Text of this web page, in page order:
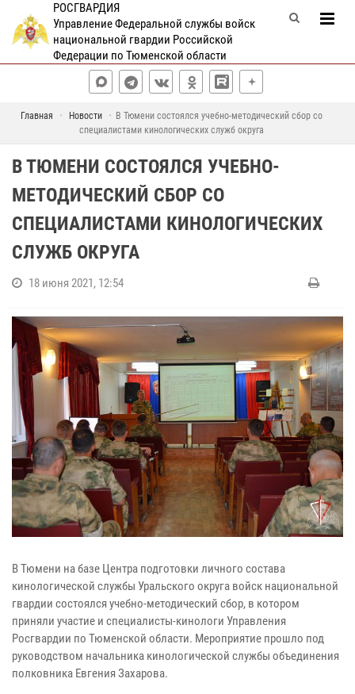
РОСГВАРДИЯ
Управление Федеральной службы войск
национальной гвардии Российской
Федерации по Тюменской области
Главная Новости
В Тюмени состоялся учебно-методический сбор со
специалистами кинологических служб округа
В ТЮМЕНИ СОСТОЯЛСЯ УЧЕБНО-
МЕТОДИЧЕСКИЙ СБОР СО
СПЕЦИАЛИСТАМИ КИНОЛОГИЧЕСКИХ
СЛУЖБ ОКРУГА
18 июня 2021, 12:54
В Тюмени на базе Центра подготовки личного состава
кинологической службы Уральского округа войск национальной
гвардии состоялся учебно-методический сбор, в котором
приняли участие и специалисты-кинологи Управления
Росгвардии по Тюменской области. Мероприятие прошло под
руководством начальника кинологической службы объединения
полковника Евгения Захарова.